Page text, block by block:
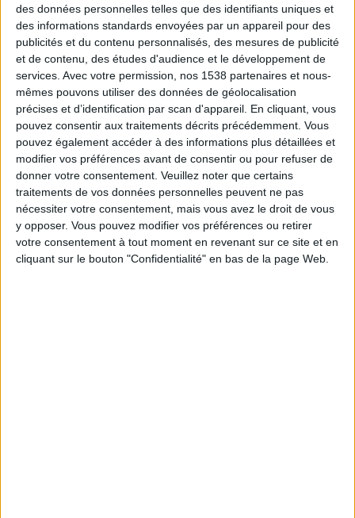
des données personnelles telles que des identifiants uniques et
des informations standards envoyées par un appareil pour des
publicités et du contenu personnalisés, des mesures de publicité
et de contenu, des études d'audience et le développement de
services. Avec votre permission, nos 1538 partenaires et nous-
mêmes pouvons utiliser des données de géolocalisation
précises et d’identification par scan d'appareil. En cliquant, vous
pouvez consentir aux traitements décrits précédemment. Vous
pouvez également accéder à des informations plus détaillées et
modifier vos préférences avant de consentir ou pour refuser de
donner votre consentement. Veuillez noter que certains
traitements de vos données personnelles peuvent ne pas
nécessiter votre consentement, mais vous avez le droit de vous
y opposer. Vous pouvez modifier vos préférences ou retirer
votre consentement à tout moment en revenant sur ce site et en
cliquant sur le bouton "Confidentialité" en bas de la page Web.
Peut-on remplacer la viande par des féculents
? Consultation diététique du 05/08/2026